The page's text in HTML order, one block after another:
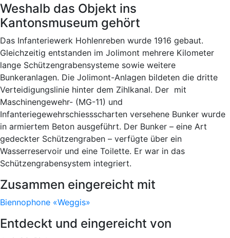
Weshalb das Objekt ins
Kantonsmuseum gehört
Das Infanteriewerk Hohlenreben wurde 1916 gebaut.
Gleichzeitig entstanden im Jolimont mehrere Kilometer
lange Schützengrabensysteme sowie weitere
Bunkeranlagen. Die Jolimont-Anlagen bildeten die dritte
Verteidigungslinie hinter dem Zihlkanal. Der mit
Maschinengewehr- (MG-11) und
Infanteriegewehrschiessscharten versehene Bunker wurde
in armiertem Beton ausgeführt. Der Bunker – eine Art
gedeckter Schützengraben – verfügte über ein
Wasserreservoir und eine Toilette. Er war in das
Schützengrabensystem integriert.
Zusammen eingereicht mit
Biennophone «Weggis»
Entdeckt und eingereicht von